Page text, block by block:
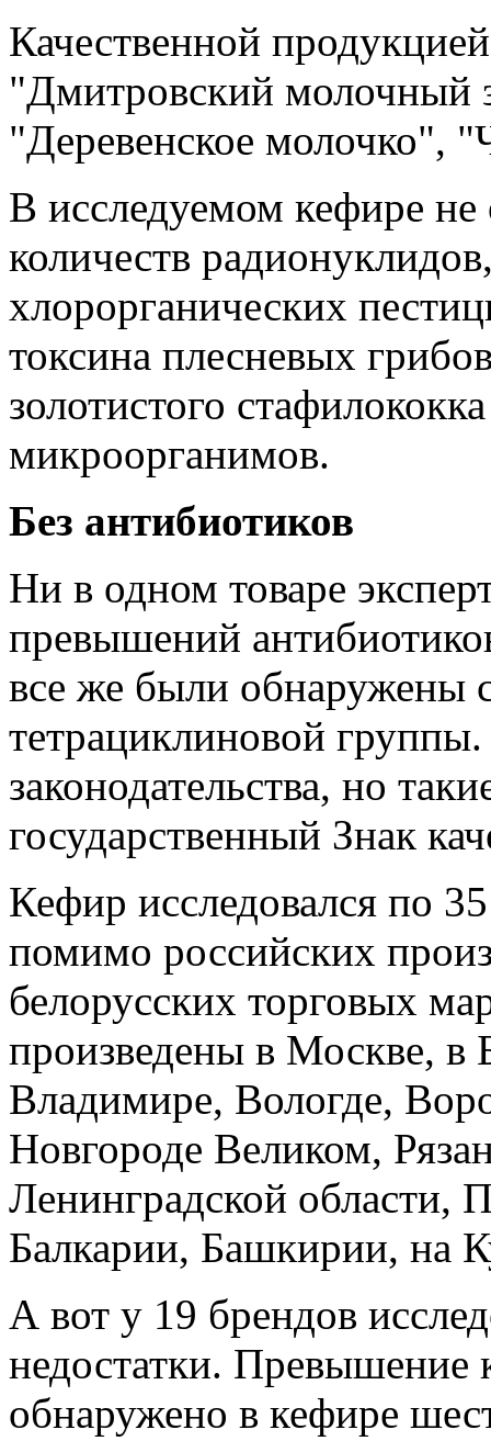
Качественной
"Дмитровский молочный
"Деревенское молочко",
В исследуемом кефире
количеств
хлорорганических
токсина плесневых
золотистого
микроорганимов.
Без антибиотиков
Ни в одном товаре
превышений
все же были обнаружены
тетрациклиновой
законодательства, но
государственный Знак
Кефир исследовался по
помимо российских
белорусских торговых
произведены в Москве, в
Владимире, Вологде,
Новгороде Великом,
Ленинградской области,
Балкарии, Башкирии, на
А вот у 19 брендов
недостатки. Превышение
обнаружено в кефире